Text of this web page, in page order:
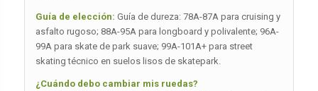
Guía de elección: Guía de dureza: 78A-87A para cruising y
asfalto rugoso; 88A-95A para longboard y polivalente; 96A-
99A para skate de park suave; 99A-101A+ para street
skating técnico en suelos lisos de skatepark.
¿Cuándo debo cambiar mis ruedas?